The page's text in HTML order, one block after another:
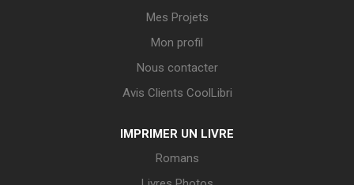
Mes Projets
Mon profil
Nous contacter
Avis Clients CoolLibri
IMPRIMER UN LIVRE
Romans